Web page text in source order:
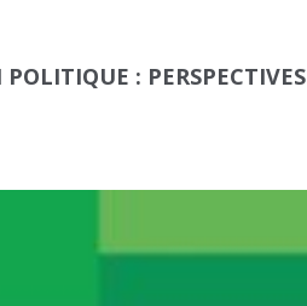
: PERSPECTIVES